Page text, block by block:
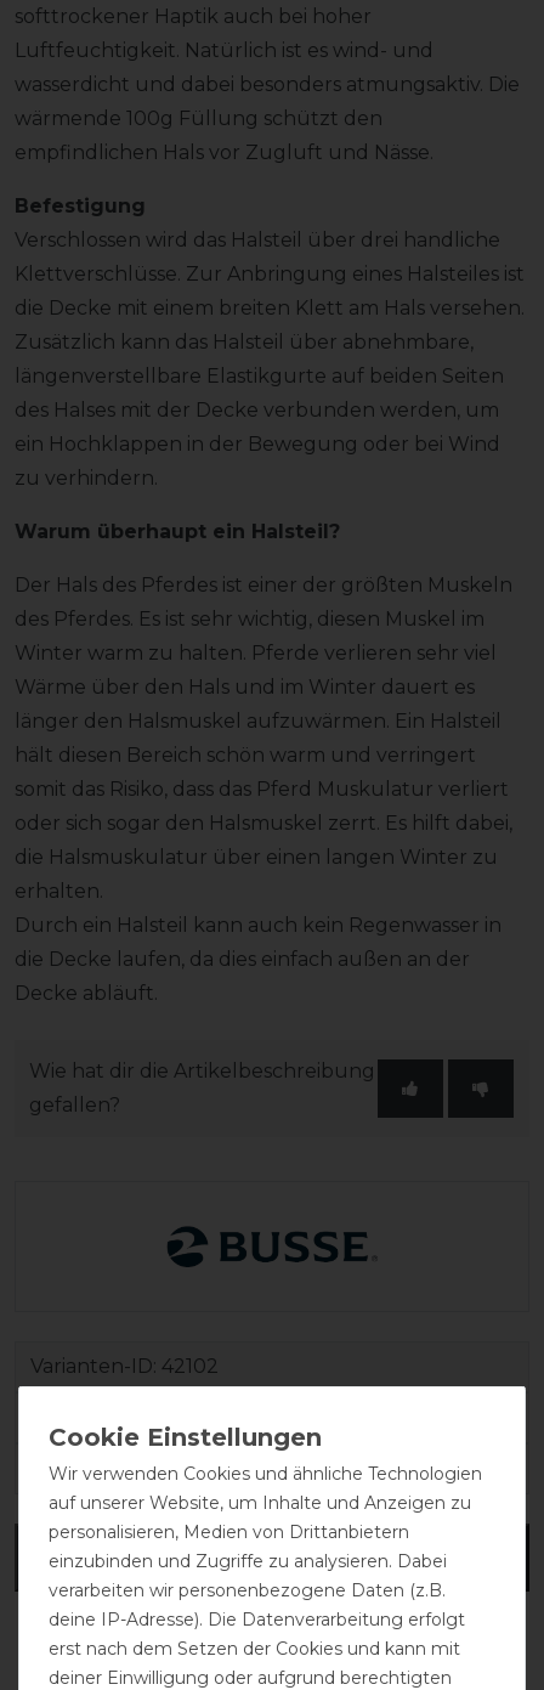
softtrockener Haptik auch bei hoher
Luftfeuchtigkeit. Natürlich ist es wind- und
wasserdicht und dabei besonders atmungsaktiv. Die
wärmende 100g Füllung schützt den
empfindlichen Hals vor Zugluft und Nässe.
Befestigung
Verschlossen wird das Halsteil über drei handliche
Klettverschlüsse. Zur Anbringung eines Halsteiles ist
die Decke mit einem breiten Klett am Hals versehen.
Zusätzlich kann das Halsteil über abnehmbare,
längenverstellbare Elastikgurte auf beiden Seiten
des Halses mit der Decke verbunden werden, um
ein Hochklappen in der Bewegung oder bei Wind
zu verhindern.
Warum überhaupt ein Halsteil?
Der Hals des Pferdes ist einer der größten Muskeln
des Pferdes. Es ist sehr wichtig, diesen Muskel im
Winter warm zu halten. Pferde verlieren sehr viel
Wärme über den Hals und im Winter dauert es
länger den Halsmuskel aufzuwärmen. Ein Halsteil
hält diesen Bereich schön warm und verringert
somit das Risiko, dass das Pferd Muskulatur verliert
oder sich sogar den Halsmuskel zerrt. Es hilft dabei,
die Halsmuskulatur über einen langen Winter zu
erhalten.
Durch ein Halsteil kann auch kein Regenwasser in
die Decke laufen, da dies einfach außen an der
Decke abläuft.
Wie hat dir die Artikelbeschreibung
gefallen?
Varianten-ID: 42102
EAN: 4026107607115
BUSSE Buying-Guide
Wir verwenden Cookies und ähnliche Technologien
auf unserer Website, um Inhalte und Anzeigen zu
personalisieren, Medien von Drittanbietern
einzubinden und Zugriffe zu analysieren. Dabei
verarbeiten wir personenbezogene Daten (z.B.
deine IP-Adresse). Die Datenverarbeitung erfolgt
erst nach dem Setzen der Cookies und kann mit
deiner Einwilligung oder aufgrund berechtigten